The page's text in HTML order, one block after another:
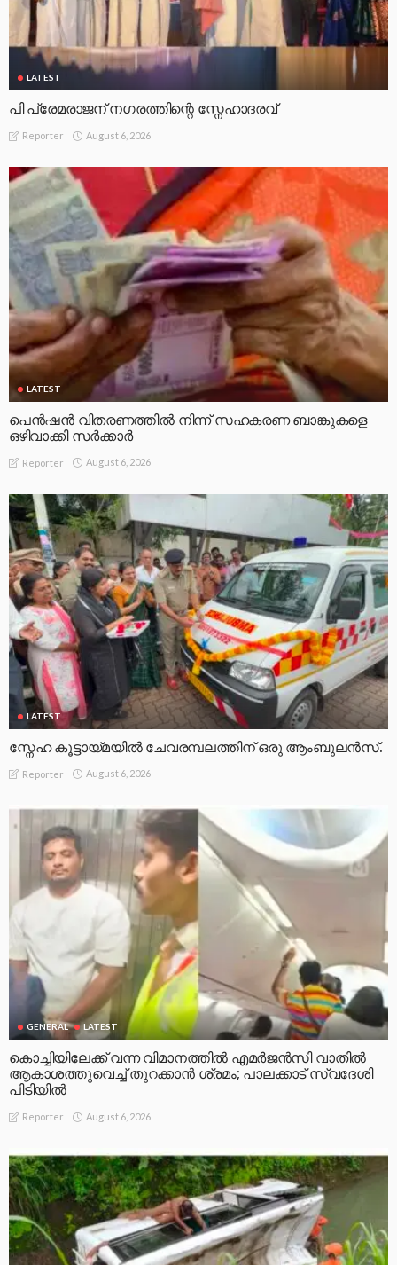
LATEST
പി പ്രേമരാജന് നഗരത്തിന്റെ സ്നേഹാദരവ്
Reporter August 6, 2026
LATEST
പെൻഷൻ വിതരണത്തിൽ നിന്ന് സഹകരണ ബാങ്കുകളെ
ഒഴിവാക്കി സർക്കാർ
Reporter August 6, 2026
LATEST
സ്നേഹ കൂട്ടായ്മയിൽ ചേവരമ്പലത്തിന് ഒരു ആംബുലൻസ്.
Reporter August 6, 2026
GENERAL LATEST
കൊച്ചിയിലേക്ക് വന്ന വിമാനത്തിൽ എമർജൻസി വാതിൽ
ആകാശത്തുവെച്ച് തുറക്കാൻ ശ്രമം; പാലക്കാട് സ്വദേശി
പിടിയിൽ
Reporter August 6, 2026